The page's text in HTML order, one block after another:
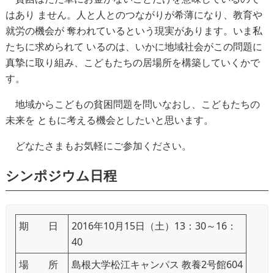
はあり ません。人と人とのつながりが希薄になり、教育や
就労の機会が 奪われているという現実があります。いま私
たちに求められて いるのは、いかに地域社会がこの問題に
真摯に取り組み、こどもたちの居場所を構築していくかで
す。
地域からこどもの貧困問題を問いなおし、こどもたちの
未来を ともに考える機会としたいと思います。
どなたさまもお気軽にご参加ください。
シンポジウム日程
期 日
2016年10月15日（土）13：30～16：
40
場 所
島根大学松江キャンパス 教養2号館604